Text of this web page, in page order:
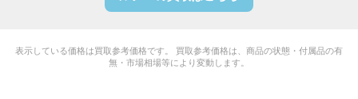
表示している価格は買取参考価格です。 買取参考価格は、商品の状態・付属品の有
無・市場相場等により変動します。